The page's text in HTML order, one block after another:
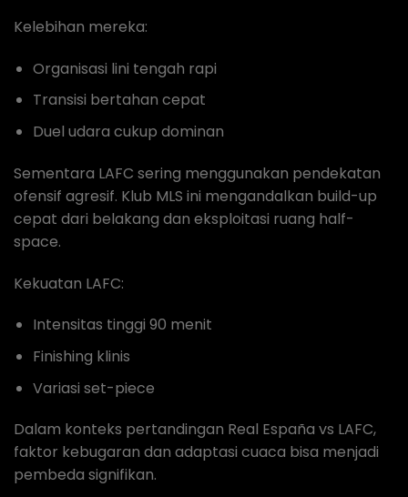
Kelebihan mereka:
Organisasi lini tengah rapi
Transisi bertahan cepat
Duel udara cukup dominan
Sementara LAFC sering menggunakan pendekatan
ofensif agresif. Klub MLS ini mengandalkan build-up
cepat dari belakang dan eksploitasi ruang half-
space.
Kekuatan LAFC:
Intensitas tinggi 90 menit
Finishing klinis
Variasi set-piece
Dalam konteks pertandingan Real España vs LAFC,
faktor kebugaran dan adaptasi cuaca bisa menjadi
pembeda signifikan.